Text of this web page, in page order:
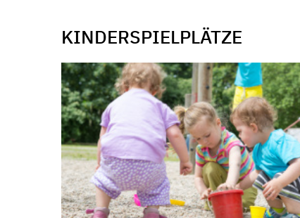
KINDERSPIELPLÄTZE